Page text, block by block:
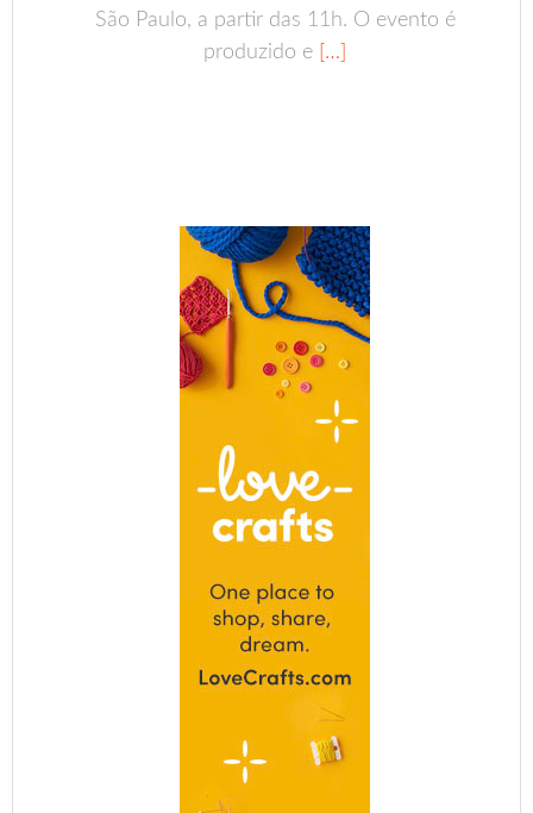
São Paulo, a partir das 11h. O evento é
produzido e […]